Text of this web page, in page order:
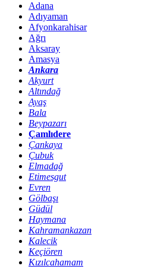
Adana
Adıyaman
Afyonkarahisar
Ağrı
Aksaray
Amasya
Ankara
Akyurt
Altındağ
Ayaş
Bala
Beypazarı
Çamlıdere
Çankaya
Çubuk
Elmadağ
Etimesgut
Evren
Gölbaşı
Güdül
Haymana
Kahramankazan
Kalecik
Keçiören
Kızılcahamam